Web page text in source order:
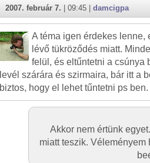
2007. február 7. | 09:45 | damcigpa
A téma igen érdekes lenne,
lévő tükröződés miatt.
felül, és eltűntetni a csúnya
levél szárára és szirmaira, bár itt a
biztos, hogy el lehet tűntetni ps ben.
Akkor nem értünk
miatt teszik.